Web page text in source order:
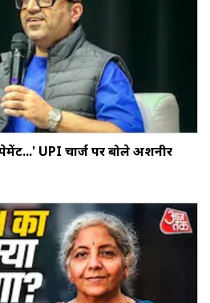
UPI चार्ज पर बोले अशनीर